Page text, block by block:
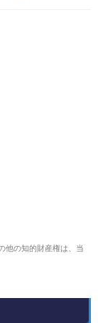
他の知的財産権は、当